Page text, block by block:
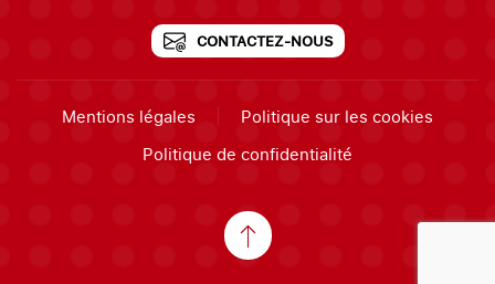
CONTACTEZ-NOUS
Mentions légales
Politique sur les cookies
Politique de confidentialité